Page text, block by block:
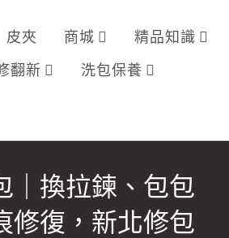
皮夾 商城
精品知識
翻新
洗包保養
｜換拉鍊、包包
修復，新北修包